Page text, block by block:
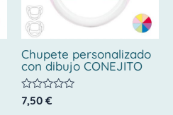
Chupete personalizado
con dibujo CONEJITO
Valorado
con
7,50 €